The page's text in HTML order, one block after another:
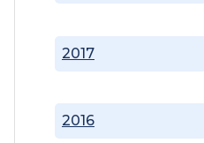
2016
2017